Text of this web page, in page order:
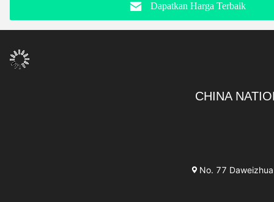
Dapatkan Harga Terbaik
CHINA
No. 77